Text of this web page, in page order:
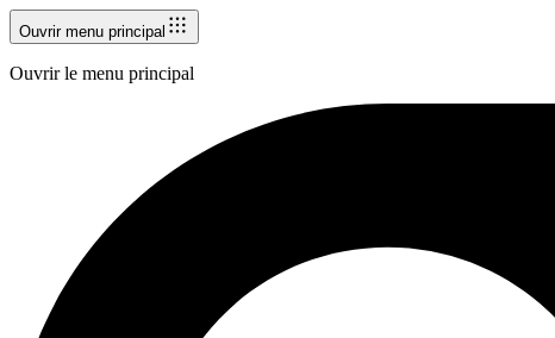
Ouvrir menu principal
Ouvrir le menu principal